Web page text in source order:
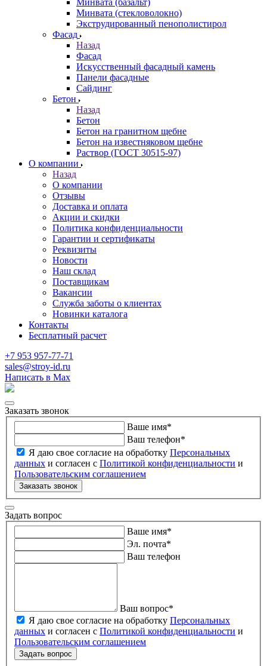
Минвата (базальт)
Минвата (стекловолокно)
Экструдированный пенополистирол
Фасад
Назад
Фасад
Искусственный фасадный камень
Панели фасадные
Сайдинг
Бетон
Назад
Бетон
Бетон на гранитном щебне
Бетон на известняковом щебне
Раствор (ГОСТ 30515-97)
О компании
Назад
О компании
Отзывы
Доставка и оплата
Акции и скидки
Политика конфиденциальности
Гарантии и сертификаты
Реквизиты
Новости
Наш склад
Поставщикам
Вакансии
Служба заботы о клиентах
Новинки каталога
Контакты
Бесплатный расчет
+7 953 957-77-71
sales@stroy-id.ru
Написать в Max
Заказать звонок
Ваше имя*
Ваш телефон*
Я даю свое согласие на обработку Персональных
данных и согласен с Политикой конфиденциальности и
Пользовательским соглашением
Заказать звонок
Задать вопрос
Ваше имя*
Эл. почта*
Ваш телефон
Ваш вопрос*
Я даю свое согласие на обработку Персональных
данных и согласен с Политикой конфиденциальности и
Пользовательским соглашением
Задать вопрос